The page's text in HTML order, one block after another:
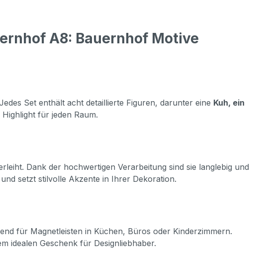
A8: Bauernhof Motive
Set enthält acht detaillierte Figuren, darunter eine Kuh, ein
für jeden Raum.
Dank der hochwertigen Verarbeitung sind sie langlebig und
setzt stilvolle Akzente in Ihrer Dekoration.
für Magnetleisten in Küchen, Büros oder Kinderzimmern.
idealen Geschenk für Designliebhaber.